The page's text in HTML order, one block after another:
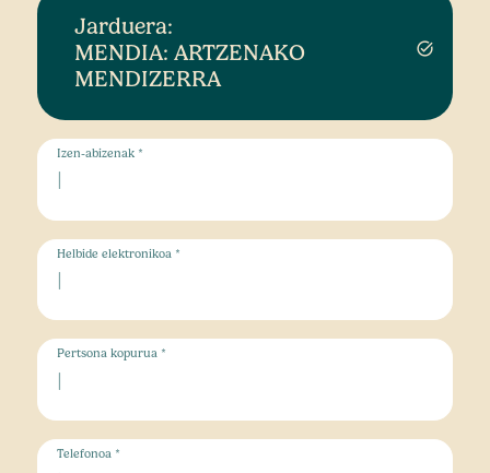
Jarduera:
MENDIA: ARTZENAKO
MENDIZERRA
task_alt
Izen-abizenak *
Helbide elektronikoa *
Pertsona kopurua *
Telefonoa *